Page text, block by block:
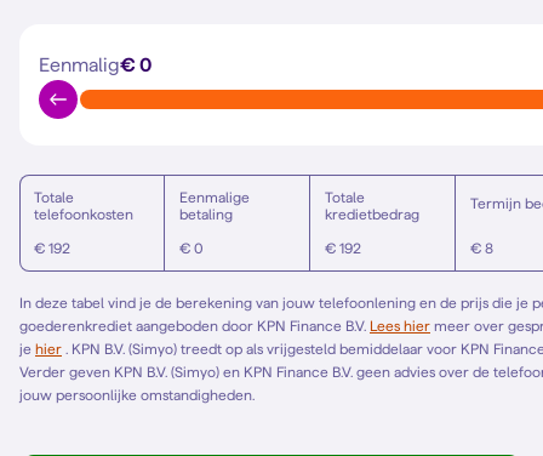
Eenmalig€ 0
Totale
telefoonkosten
€ 192
Eenmalige
betaling
€ 0
Totale
kredietbedrag
€ 192
Termijn
€ 8
In deze tabel vind je de berekening van jouw telefoonlening en de prijs die je
goederenkrediet aangeboden door KPN Finance B.V. Lees hier
je hier
Verder geven KPN B.V. (Simyo) en KPN Finance B.V. geen advies over de
jouw persoonlijke omstandigheden.